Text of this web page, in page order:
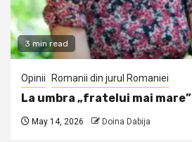
3 min read
Opinii Romanii din jurul Romaniei
La umbra „fratelui mai mare”
May 14, 2026 Doina Dabija